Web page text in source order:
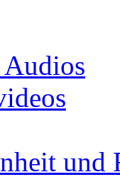
und